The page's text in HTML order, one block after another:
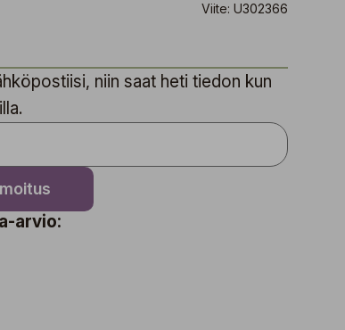
Viite: U302366
niin saat heti tiedon kun
arvio: